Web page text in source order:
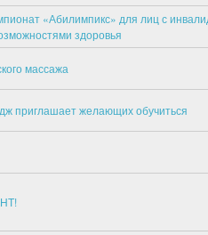
«Абилимпикс» для лиц с
здоровья
массажа
приглашает желающих обучиться